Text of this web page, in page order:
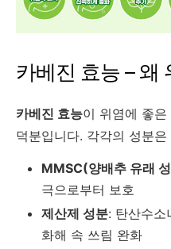
카베진 효능 – 왜
카베진 효능이 위염에 좋
덕분입니다. 각각의 성분
MMSC(양배추 유래
극으로부터 보호
제산제 성분: 탄산수소
화해 속 쓰림 완화